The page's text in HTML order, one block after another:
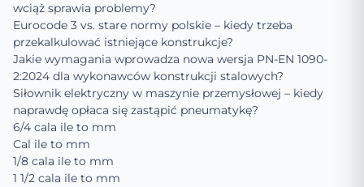
wciąż sprawia problemy?
Eurocode 3 vs. stare normy polskie – kiedy trzeba
przekalkulować istniejące konstrukcje?
Jakie wymagania wprowadza nowa wersja PN-EN 1090-
2:2024 dla wykonawców konstrukcji stalowych?
Siłownik elektryczny w maszynie przemysłowej – kiedy
naprawdę opłaca się zastąpić pneumatykę?
6/4 cala ile to mm
Cal ile to mm
1/8 cala ile to mm
1 1/2 cala ile to mm